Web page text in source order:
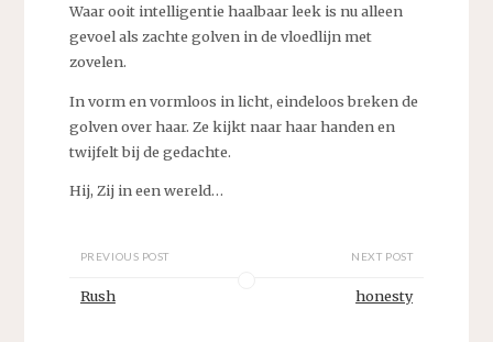
Waar ooit intelligentie haalbaar leek is nu alleen
gevoel als zachte golven in de vloedlijn met
zovelen.
In vorm en vormloos in licht, eindeloos breken de
golven over haar. Ze kijkt naar haar handen en
twijfelt bij de gedachte.
Hij, Zij in een wereld…
PREVIOUS POST
Rush
NEXT POST
honesty